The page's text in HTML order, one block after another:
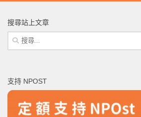
搜尋站上文章
搜
尋
字:
支持 NPOST